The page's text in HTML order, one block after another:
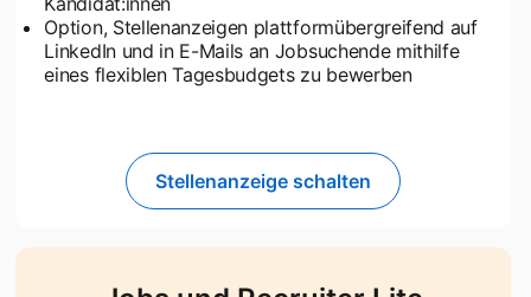
Option, Stellenanzeigen plattformübergreifend auf
LinkedIn und in E-Mails an Jobsuchende mithilfe
eines flexiblen Tagesbudgets zu bewerben
Stellenanzeige schalten
opens in a new tab